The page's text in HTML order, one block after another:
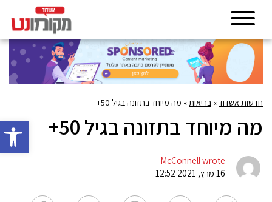
פתח
חדשות אשדוד» בריאות» מה מיוחד בתזונה בגיל 50+
מה מיוחד בתזונה בגיל 50+
McConnell wrote
16 מרץ, 2021 12:52